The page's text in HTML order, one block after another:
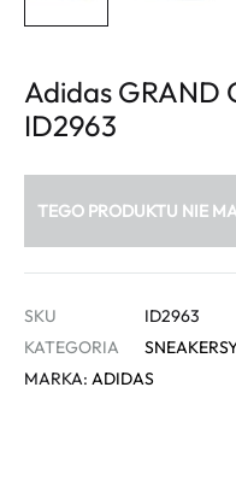
Adidas GRAND
ID2963
TEGO PRODUKTU NIE
SKU
ID2963
KATEGORIA
MARKA: ADIDAS